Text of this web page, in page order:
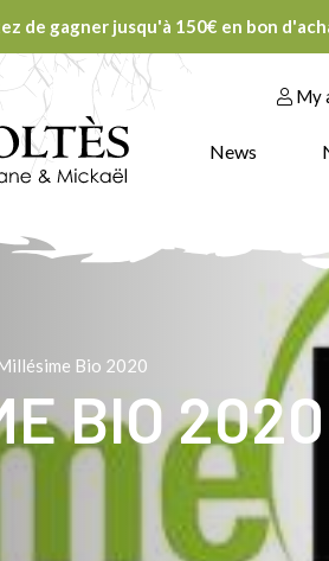
de gagner jusqu'à 150€ en bon
My
News
Bio 2020
BIO 2020